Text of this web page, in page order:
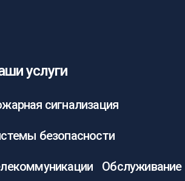
услуги
сигнализация
безопасности
Обслуживание